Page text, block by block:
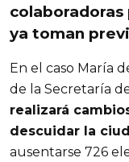
colaboradoras
ya toman
En el caso María
de la Secretaría
realizará
descuidar la
ausentarse 726